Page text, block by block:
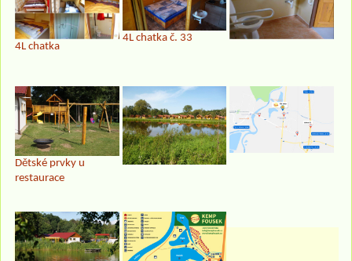
4L chatka
4L chatka č. 33
Dětské prvky u
restaurace